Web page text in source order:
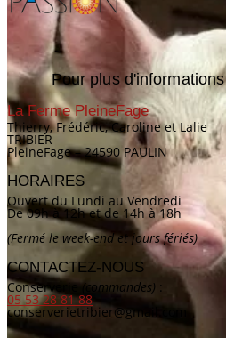
Pour plus d'informations
La Ferme PleineFage
Thierry, Frédéric, Caroline et Lalie
TRIBIER
PleineFage – 24590 PAULIN
HORAIRES
Ouvert du Lundi au Vendredi
De 09h à 12h et de 14h à 18h
(Fermé le week-end et jours fériés)
CONTACTEZ-NOUS
Conserverie(commandes) :
05 53 28 81 88
conserverietribier@gmail.com